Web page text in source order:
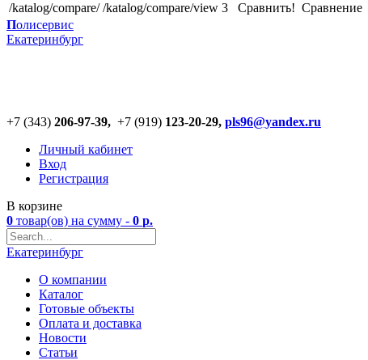
/katalog/compare/ /katalog/compare/view 3 Сравнить! Cравнение
Полисервис
Екатеринбург
+7 (343) 206-97-39, +7 (919) 123-20-29, pls96@yandex.ru
Личный кабинет
Вход
Регистрация
В корзине
0 товар(ов) на сумму - 0 р.
Екатеринбург
О компании
Каталог
Готовые объекты
Оплата и доставка
Новости
Статьи